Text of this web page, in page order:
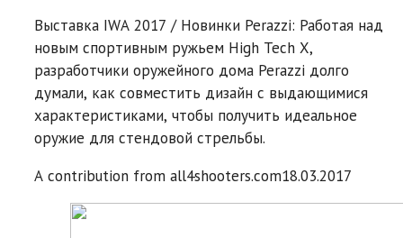
Выставка IWA 2017 / Новинки Perazzi: Работая над
новым спортивным ружьем High Tech X,
разработчики оружейного дома Perazzi долго
думали, как совместить дизайн с выдающимися
характеристиками, чтобы получить идеальное
оружие для стендовой стрельбы.
A contribution from all4shooters.com18.03.2017